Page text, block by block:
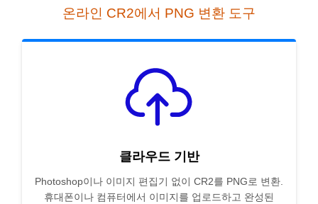
온라인 CR2에서 PNG 변환 도구
클라우드 기반
Photoshop이나 이미지 편집기 없이 CR2를 PNG로 변환.
휴대폰이나 컴퓨터에서 이미지를 업로드하고 완성된